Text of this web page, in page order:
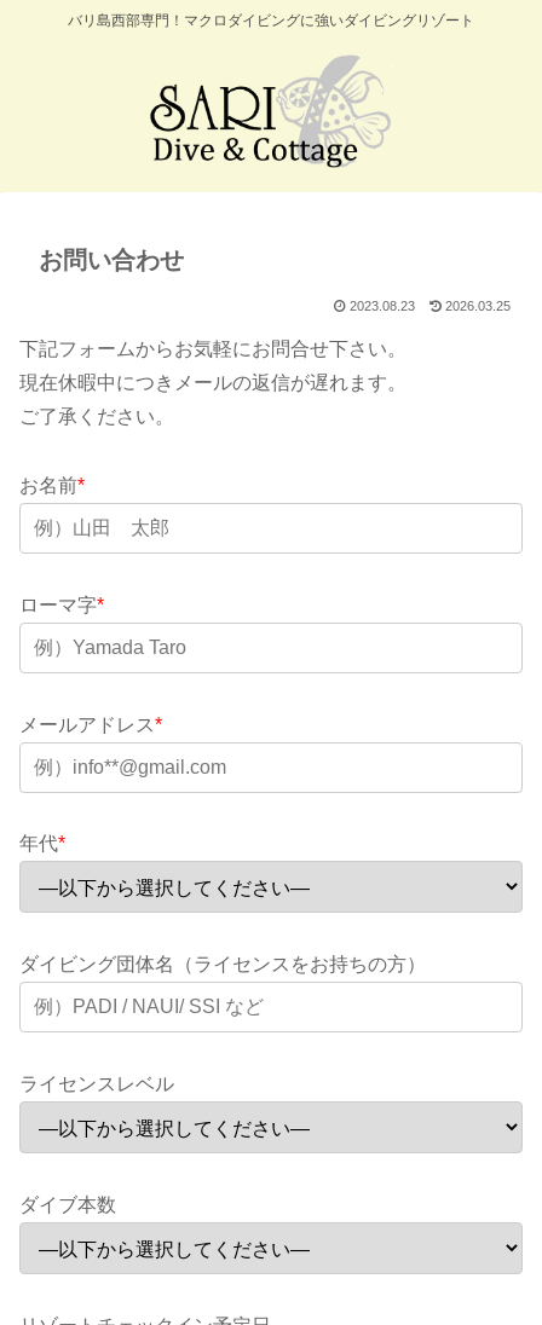
バリ島西部専門！マクロダイビングに強いダイビングリゾート
お問い合わせ
2023.08.23 2026.03.25
下記フォームからお気軽にお問合せ下さい。
現在休暇中につきメールの返信が遅れます。
ご了承ください。
お名前*
ローマ字*
メールアドレス*
年代*
ダイビング団体名（ライセンスをお持ちの方）
ライセンスレベル
ダイブ本数